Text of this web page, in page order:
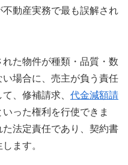
動産実務で最も誤解され
た物件が種類・品質・数
い場合に、売主が負う責任
、修補請求、 代金減額請
いった権利を行使できま
法定責任であり、契約書
ます。